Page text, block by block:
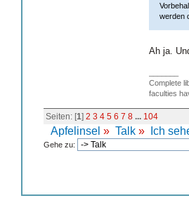
werden
Ah ja.
Complete
faculties
Seiten: [1] 2 3 4 5 6 7 8 ... 104
Apfelinsel » Talk » Ich
Gehe zu: